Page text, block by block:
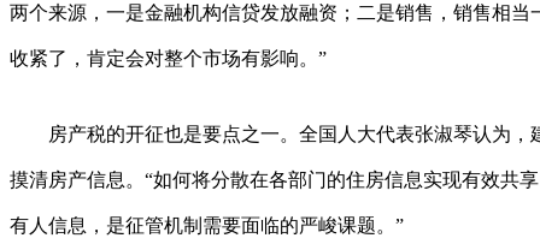
两个来源，一是金融机构信贷发放融资；二是销售，销售相当
收紧了，肯定会对整个市场有影响。”
房产税的开征也是要点之一。全国人大代表张淑琴认为，
摸清房产信息。“如何将分散在各部门的住房信息实现有效共
有人信息，是征管机制需要面临的严峻课题。”